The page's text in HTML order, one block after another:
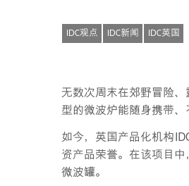
IDC观点 IDC新闻 IDC英国
无数次周末在郊野冒险
型的微波炉能随身携带、
如今，英国产品化机构
资产品荣誉。在该项目
微波罐。